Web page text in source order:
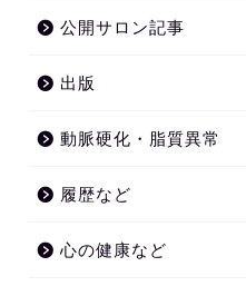
公開サロン記事
出版
動脈硬化・脂質異常
履歴など
心の健康など